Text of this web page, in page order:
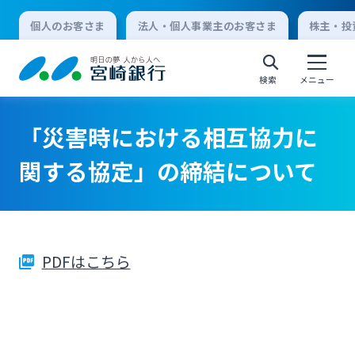
個人のお客さま 法人・個人事業主のお客さま 株主・
検索 メニュー
個人向けインターネットバンキング
ログオン
法人向けインターネットバンキング
「災害時における相互協力に
関する協定」の締結について
PDFはこちら